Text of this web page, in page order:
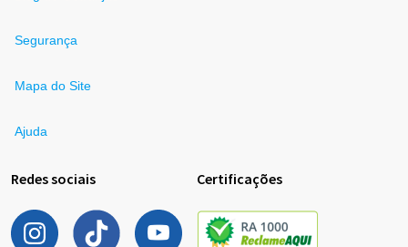
Segurança
Mapa do Site
Ajuda
Redes sociais Certificações